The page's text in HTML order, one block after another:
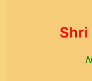
Shri